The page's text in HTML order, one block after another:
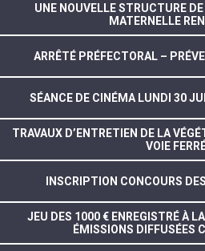
UNE NOUVELLE STRUCTURE
MATERNELLE
ARRÊTÉ PRÉFECTORAL –
SÉANCE DE CINÉMA LUNDI 30
TRAVAUX D’ENTRETIEN DE LA
VOIE
INSCRIPTION CONCOURS
JEU DES 1000 € ENREGISTRÉ À
ÉMISSIONS DIFFUSÉES